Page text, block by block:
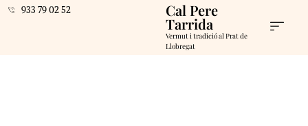
933 79 02 52 Cal Pere
Tarrida
Vermut i tradició al Prat de
Llobregat